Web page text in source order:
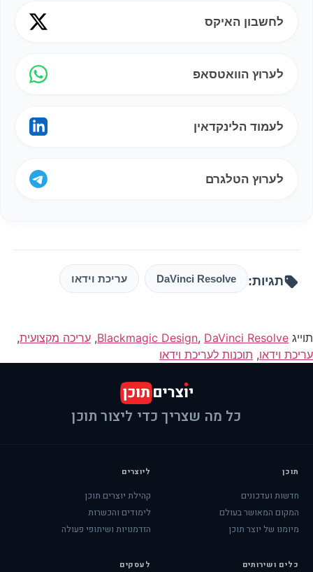
לחשבון האיקס
לערוץ הוואטסאפ
לעמוד הלינקדאין
לערוץ הטלגרם
תגיות: DaVinci Resolve עריכת וידאו
תוייג Blackmagic Design, DaVinci Resolve
, עריכה מקצועית,
עריכת וידאו, תוכנות לעריכת וידאו
כל מה שצריך כדי ליצור תוכן
תוכן
חדשות ועדכונים
המקום המאושר בעולם
מיומנו של יוצר תוכן
ליוצרים
קהילת יוצרים תוכן
לימודים והכשרות
הזדמנויות ושיתופי פעולה
כלים ושירותים לעסקים